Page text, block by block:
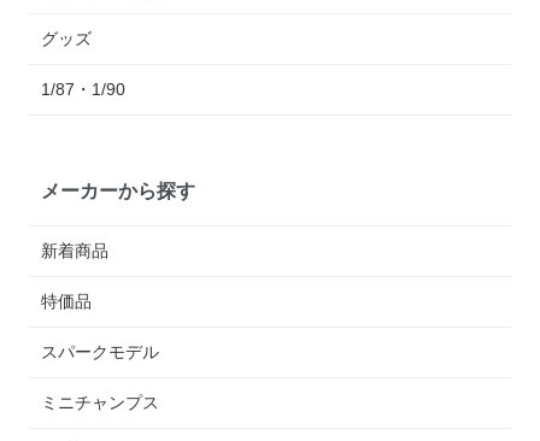
グッズ
1/87・1/90
メーカーから探す
新着商品
特価品
スパークモデル
ミニチャンプス